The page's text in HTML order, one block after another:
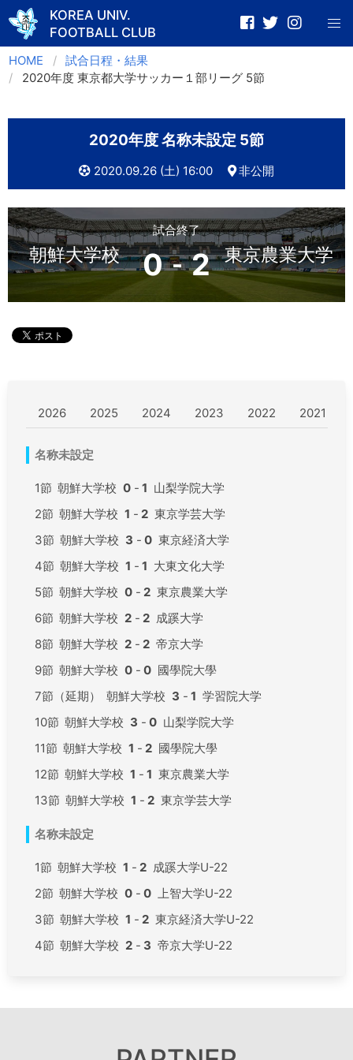
Skip
to
content
KOREA UNIV.
FOOTBALL CLUB
HOME
試合日程・結果
2020年度 東京都大学サッカー１部リーグ 5節
2020年度 名称未設定 5節
2020.09.26 (土) 16:00 非公開
朝鮮大学校
試合終了
0 - 2 東京農業大学
2026 2025 2024 2023 2022 2021
名称未設定
1節 朝鮮大学校 0 - 1 山梨学院大学
2節 朝鮮大学校 1 - 2 東京学芸大学
3節 朝鮮大学校 3 - 0 東京経済大学
4節 朝鮮大学校 1 - 1 大東文化大学
5節 朝鮮大学校 0 - 2 東京農業大学
6節 朝鮮大学校 2 - 2 成蹊大学
8節 朝鮮大学校 2 - 2 帝京大学
9節 朝鮮大学校 0 - 0 國學院大學
7節（延期）
朝鮮大学校 3 - 1 学習院大学
10節 朝鮮大学校 3 - 0 山梨学院大学
11節 朝鮮大学校 1 - 2 國學院大學
12節 朝鮮大学校 1 - 1 東京農業大学
13節 朝鮮大学校 1 - 2 東京学芸大学
名称未設定
1節 朝鮮大学校 1 - 2 成蹊大学U-22
2節 朝鮮大学校 0 - 0 上智大学U-22
3節 朝鮮大学校 1 - 2 東京経済大学U-22
4節 朝鮮大学校 2 - 3 帝京大学U-22